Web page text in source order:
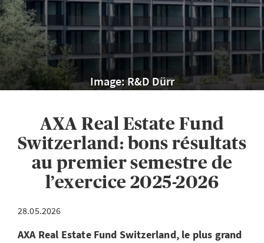
Image: R&D Dürr
AXA Real Estate Fund
Switzerland: bons résultats
au premier semestre de
l’exercice 2025-2026
28.05.2026
AXA Real Estate Fund Switzerland, le plus grand